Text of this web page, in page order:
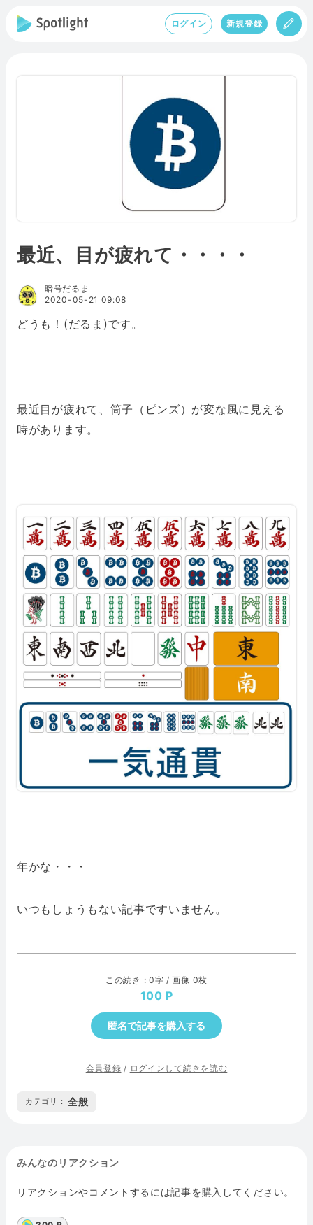
ログイン 新規登録
最近、目が疲れて・・・・
暗号だるま
2020-05-21 09:08
どうも！(だるま)です。
最近目が疲れて、筒子（ピンズ）が変な風に見える
時があります。
年かな・・・
いつもしょうもない記事ですいません。
この続き : 0字 / 画像 0枚
100
匿名で記事を購入する
会員登録 / ログインして続きを読む
カテゴリ : 全般
みんなのリアクション
リアクションやコメントするには記事を購入してください。